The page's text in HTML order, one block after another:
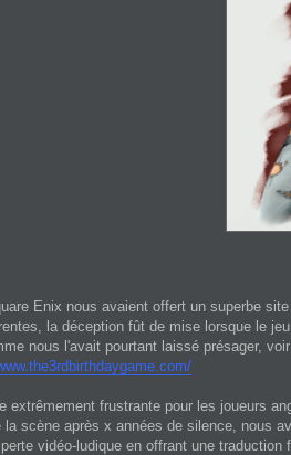
Enix nous avaient offert un superbe
la déception fût de mise lorsque le
nous l'avait pourtant laissé présager,
extrêmement frustrante pour les joueurs
scène après x années de silence, nous
vidéo-ludique en offrant une